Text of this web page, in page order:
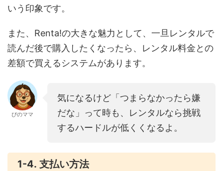
いう印象です。
また、Renta!の大きな魅力として、一旦レンタルで
読んだ後で購入したくなったら、レンタル料金との
差額で買えるシステムがあります。
ぴのママ
気になるけど「つまらなかったら嫌
だな」って時も、レンタルなら挑戦
するハードルが低くくなるよ。
1-4. 支払い方法